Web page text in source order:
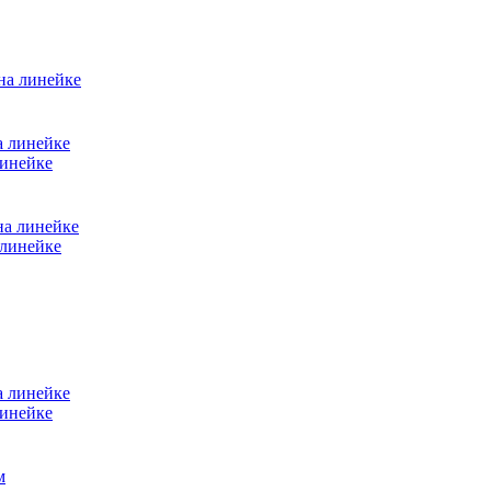
линейке